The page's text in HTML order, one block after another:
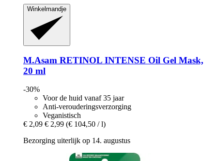
Winkelmandje
M.Asam RETINOL INTENSE Oil Gel Mask,
20 ml
-30%
Voor de huid vanaf 35 jaar
Anti-verouderingsverzorging
Veganistisch
€ 2,09 € 2,99 (€ 104,50 / l)
Bezorging uiterlijk op 14. augustus